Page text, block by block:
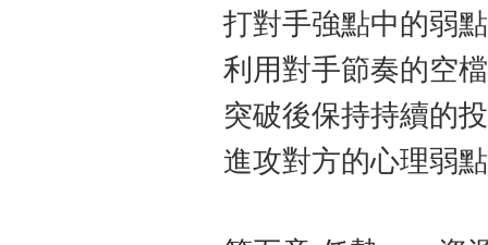
打對手強點中的弱點
利用對手節奏的空檔
突破後保持持續的
進攻對方的心理弱點